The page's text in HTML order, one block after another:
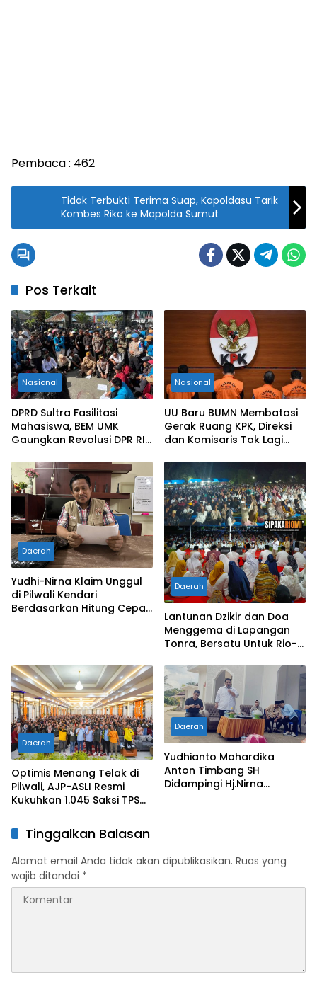
Pembaca : 462
Tidak Terbukti Terima Suap, Kapoldasu Tarik
Kombes Riko ke Mapolda Sumut
Pos Terkait
Nasional
DPRD Sultra Fasilitasi
Mahasiswa, BEM UMK
Gaungkan Revolusi DPR RI
Nasional
UU Baru BUMN Membatasi
Gerak Ruang KPK, Direksi
dan Komisaris Tak Lagi
Negara
Daerah
Yudhi-Nirna Klaim Unggul
di Pilwali Kendari
Berdasarkan Hitung Cepat
Daerah
Lantunan Dzikir dan Doa
Menggema di Lapangan
Tonra, Bersatu Untuk Rio-
Daerah
Optimis Menang Telak di
Pilwali, AJP-ASLI Resmi
Kukuhkan 1.045 Saksi TPS
Daerah
Yudhianto Mahardika
Anton Timbang SH
Didampingi Hj.Nirna
Tinggalkan Balasan
Alamat email Anda tidak akan dipublikasikan. Ruas yang
wajib ditandai *